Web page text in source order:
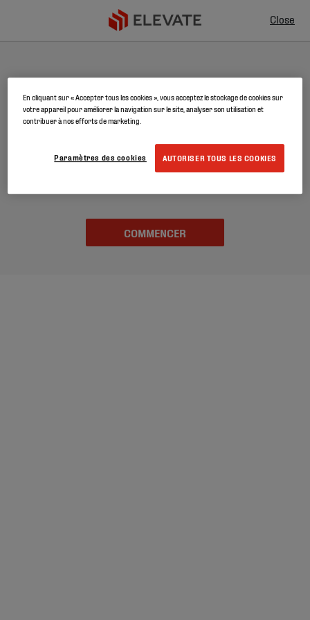
Close
ROOF EXPLORER
De quel système de toiture avez-vous besoin ?
Découvrez nos recommandations en matière de système
d'étanchéité de toiture en répondant à ces cinq questions.
En cliquant sur « Accepter tous les cookies », vous acceptez le stockage de cookies sur
votre appareil pour améliorer la navigation sur le site, analyser son utilisation et
contribuer à nos efforts de marketing.
AUTORISER TOUS LES COOKIES
Paramètres des cookies